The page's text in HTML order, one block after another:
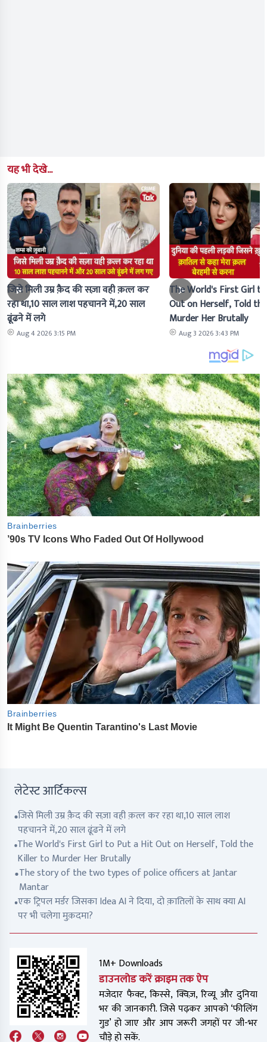
यह भी देखे...
जिसे मिली उम्र क़ैद की सज़ा वही क़त्ल कर
रहा था,10 साल लाश पहचानने में,20 साल
ढूंढने में लगे
Aug 4 2026 3:15 PM
The World's First Girl
Out on Herself, Told
Murder Her Brutally
Aug 3 2026 3:43 PM
लेटेस्ट आर्टिकल्स
जिसे मिली उम्र क़ैद की सज़ा वही क़त्ल कर रहा था,10 साल लाश
पहचानने में,20 साल ढूंढने में लगे
The World's First Girl to Put a Hit Out on Herself, Told the
Killer to Murder Her Brutally
The story of the two types of police officers at Jantar
Mantar
एक ट्रिपल मर्डर जिसका Idea AI ने दिया, दो क़ातिलों के साथ क्या AI
पर भी चलेगा मुक़दमा?
1M+ Downloads
डाउनलोड करें क्राइम तक ऐप
मजेदार फैक्ट, किस्से, क्विज़, रिव्यू और दुनिया
भर की जानकारी. जिसे पढ़कर आपको ‘फीलिंग
गुड’ हो जाए और आप जरूरी जगहों पर जी-भर
चौड़े हो सकें.